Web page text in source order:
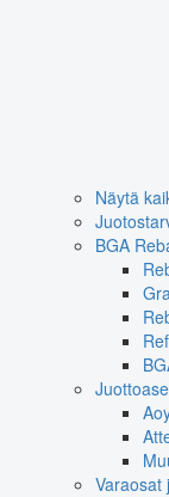
Näytä
BGA
Varaosat